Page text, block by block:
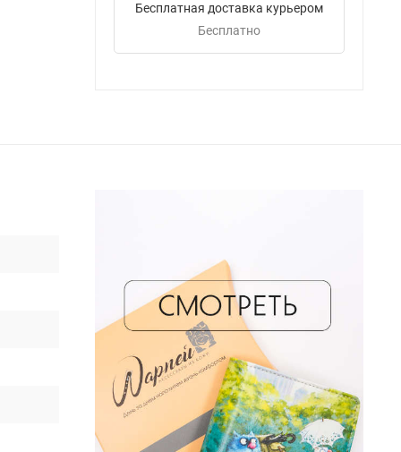
Бесплатная доставка курьером
Бесплатно